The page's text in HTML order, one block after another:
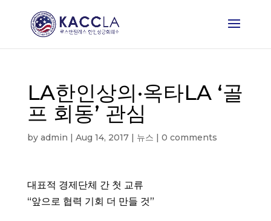
LA한인상의·옥타LA ‘골
프 회동’ 관심
by admin | Aug 14, 2017| 뉴스 | 0 comments
대표적 경제단체 간 첫 교류
“앞으로 협력 기회 더 만들 것”